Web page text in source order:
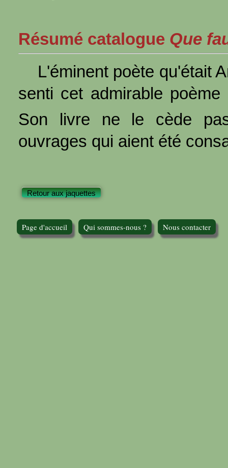
Résumé catalogue Que
L'éminent poète qu'était
senti cet admirable poème
Son livre ne le cède
ouvrages qui aient été
Retour aux jaquettes
Page d'accueil Qui sommes-nous ? Nous contacter